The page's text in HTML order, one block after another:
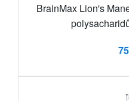
BrainMax Lion's